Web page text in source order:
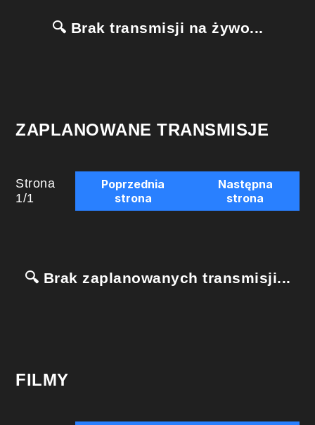
🔍 Brak transmisji na żywo...
ZAPLANOWANE TRANSMISJE
Strona
1/1
Poprzednia
strona
Następna
strona
🔍 Brak zaplanowanych transmisji...
FILMY